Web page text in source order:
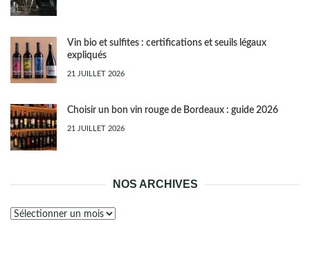
Vin bio et sulfites : certifications et seuils légaux
expliqués
21 JUILLET 2026
Choisir un bon vin rouge de Bordeaux : guide 2026
21 JUILLET 2026
NOS ARCHIVES
Nos